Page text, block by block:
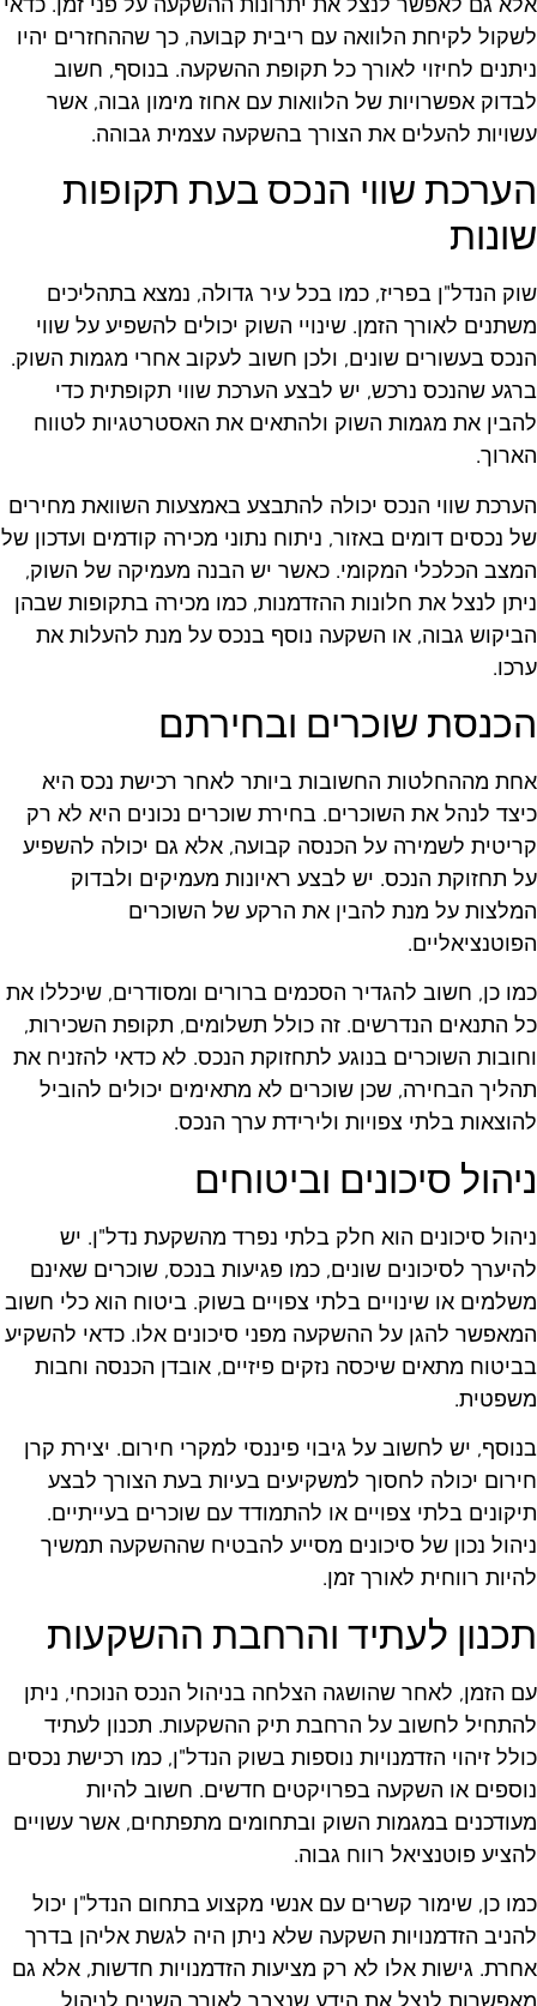
לקיחת הלוואה עם ריבית קבועה, כך שההחזרים יהיו
לחיזוי לאורך כל תקופת ההשקעה. בנוסף, חשוב
אפשרויות של הלוואות עם אחוז מימון גבוה, אשר
להעלים את הצורך בהשקעה עצמית גבוהה.
שווי הנכס בעת תקופות
הנדל"ן בפריז, כמו בכל עיר גדולה, נמצא בתהליכים
לאורך הזמן. שינויי השוק יכולים להשפיע על שווי
בעשורים שונים, ולכן חשוב לעקוב אחרי מגמות השוק.
שהנכס נרכש, יש לבצע הערכת שווי תקופתית כדי
את מגמות השוק ולהתאים את האסטרטגיות לטווח
שווי הנכס יכולה להתבצע באמצעות השוואת מחירים
נכסים דומים באזור, ניתוח נתוני מכירה קודמים ועדכון של
הכלכלי המקומי. כאשר יש הבנה מעמיקה של השוק,
לנצל את חלונות ההזדמנות, כמו מכירה בתקופות שבהן
גבוה, או השקעה נוסף בנכס על מנת להעלות את
שוכרים ובחירתם
מההחלטות החשובות ביותר לאחר רכישת נכס היא
לנהל את השוכרים. בחירת שוכרים נכונים היא לא רק
לשמירה על הכנסה קבועה, אלא גם יכולה להשפיע
תחזוקת הנכס. יש לבצע ראיונות מעמיקים ולבדוק
על מנת להבין את הרקע של השוכרים
כן, חשוב להגדיר הסכמים ברורים ומסודרים, שיכללו את
התנאים הנדרשים. זה כולל תשלומים, תקופת השכירות,
השוכרים בנוגע לתחזוקת הנכס. לא כדאי להזניח את
הבחירה, שכן שוכרים לא מתאימים יכולים להוביל
בלתי צפויות ולירידת ערך הנכס.
סיכונים וביטוחים
סיכונים הוא חלק בלתי נפרד מהשקעת נדל"ן. יש
לסיכונים שונים, כמו פגיעות בנכס, שוכרים שאינם
או שינויים בלתי צפויים בשוק. ביטוח הוא כלי חשוב
להגן על ההשקעה מפני סיכונים אלו. כדאי להשקיע
מתאים שיכסה נזקים פיזיים, אובדן הכנסה וחבות
יש לחשוב על גיבוי פיננסי למקרי חירום. יצירת קרן
יכולה לחסוך למשקיעים בעיות בעת הצורך לבצע
בלתי צפויים או להתמודד עם שוכרים בעייתיים.
נכון של סיכונים מסייע להבטיח שההשקעה תמשיך
רווחית לאורך זמן.
לעתיד והרחבת ההשקעות
הזמן, לאחר שהושגה הצלחה בניהול הנכס הנוכחי, ניתן
לחשוב על הרחבת תיק ההשקעות. תכנון לעתיד
זיהוי הזדמנויות נוספות בשוק הנדל"ן, כמו רכישת נכסים
או השקעה בפרויקטים חדשים. חשוב להיות
במגמות השוק ובתחומים מתפתחים, אשר עשויים
פוטנציאל רווח גבוה.
כן, שימור קשרים עם אנשי מקצוע בתחום הנדל"ן יכול
הזדמנויות השקעה שלא ניתן היה לגשת אליהן בדרך
גישות אלו לא רק מציעות הזדמנויות חדשות, אלא גם